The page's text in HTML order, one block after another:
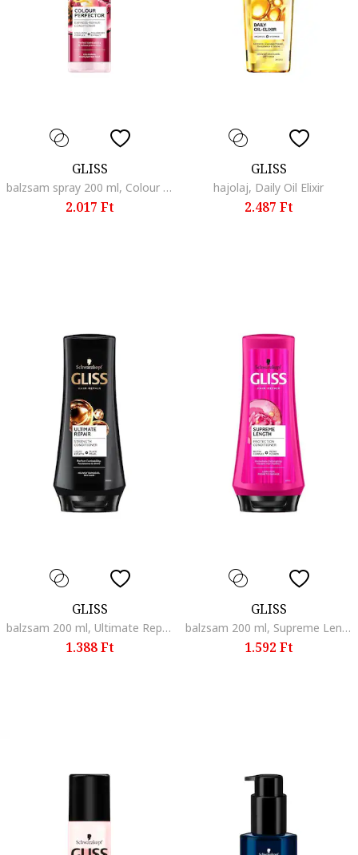
GLISS
balzsam spray 200 ml, Colour Perfector
2.017 Ft
GLISS
hajolaj, Daily Oil Elixir
2.487 Ft
GLISS
balzsam 200 ml, Ultimate Repair
1.388 Ft
GLISS
balzsam 200 ml, Supreme Length
1.592 Ft